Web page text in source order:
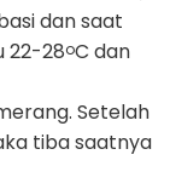
dan saat
22-28oC dan
Setelah
tiba saatnya